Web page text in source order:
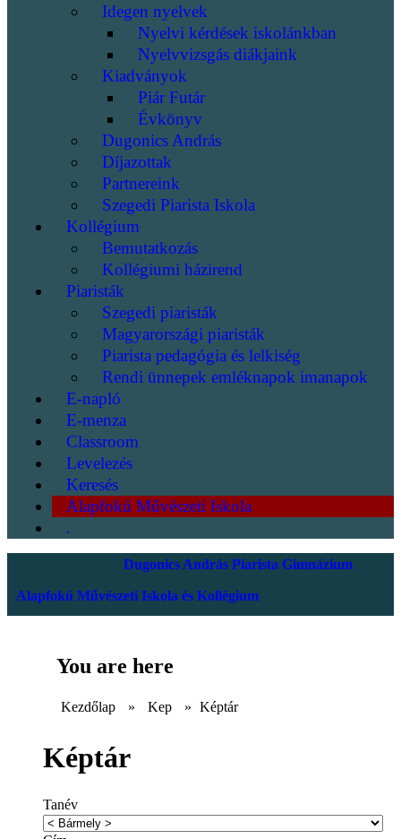
Idegen nyelvek
Nyelvi kérdések iskolánkban
Nyelvvizsgás diákjaink
Kiadványok
Piár Futár
Évkönyv
Dugonics András
Díjazottak
Partnereink
Szegedi Piarista Iskola
Kollégium
Bemutatkozás
Kollégiumi házirend
Piaristák
Szegedi piaristák
Magyarországi piaristák
Piarista pedagógia és lelkiség
Rendi ünnepek emléknapok imanapok
E-napló
E-menza
Classroom
Levelezés
Keresés
Alapfokú Művészeti Iskola
.
Dugonics András Piarista Gimnázium
Alapfokú Művészeti Iskola és Kollégium
You are here
Kezdőlap » Kep » Képtár
Képtár
Tanév